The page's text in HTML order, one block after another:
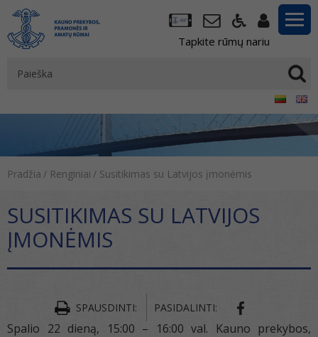
Tapkite rūmų nariu
Pradžia / Renginiai / Susitikimas su Latvijos įmonėmis
SUSITIKIMAS SU LATVIJOS
ĮMONĖMIS
SPAUSDINTI: PASIDALINTI:
Spalio 22 dieną, 15:00 – 16:00 val. Kauno prekybos,